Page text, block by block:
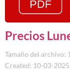
Precios
Tamaño del archivo:
Created: 10-03-2025